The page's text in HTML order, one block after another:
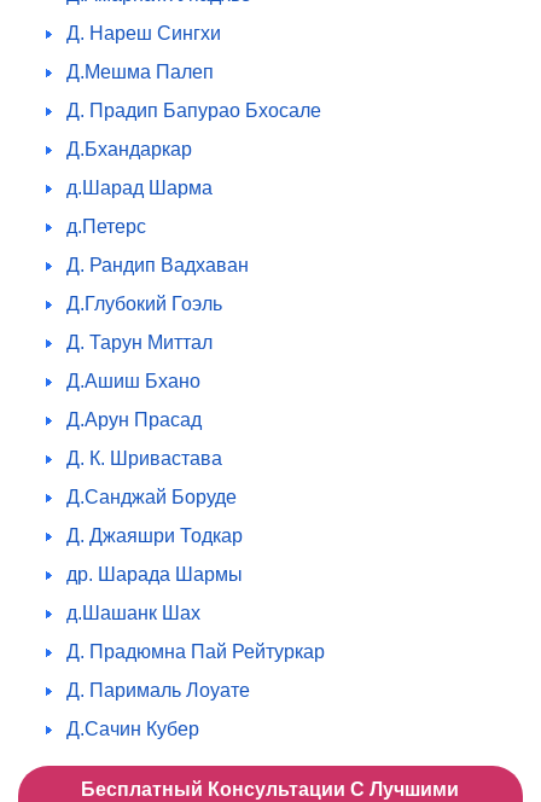
Д. Нареш Сингхи
Д.Мешма Палеп
Д. Прадип Бапурао Бхосале
Д.Бхандаркар
д.Шарад Шарма
д.Петерс
Д. Рандип Вадхаван
Д.Глубокий Гоэль
Д. Тарун Миттал
Д.Ашиш Бхано
Д.Арун Прасад
Д. К. Шривастава
Д.Санджай Боруде
Д. Джаяшри Тодкар
др. Шарада Шармы
д.Шашанк Шах
Д. Прадюмна Пай Рейтуркар
Д. Парималь Лоуате
Д.Сачин Кубер
Бесплатный Консультации С Лучшими